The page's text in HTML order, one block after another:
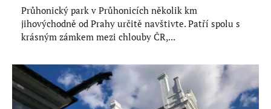
Průhonický park v Průhonicích několik km
jihovýchodně od Prahy určitě navštivte. Patří spolu s
krásným zámkem mezi chlouby ČR,...